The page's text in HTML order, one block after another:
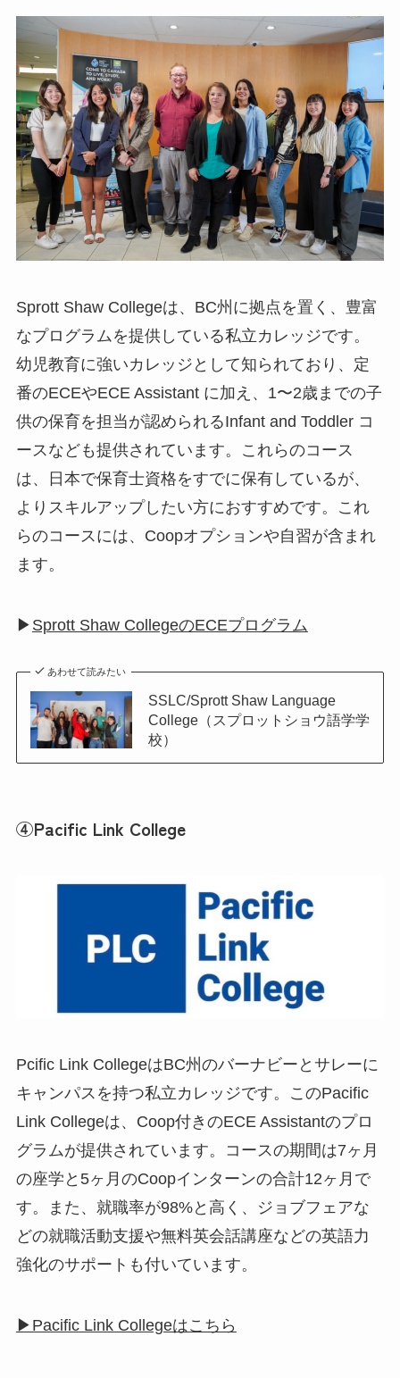
Sprott Shaw Collegeは、BC州に拠点を置く、豊富
なプログラムを提供している私立カレッジです。
幼児教育に強いカレッジとして知られており、定
番のECEやECE Assistant に加え、1〜2歳までの子
供の保育を担当が認められるInfant and Toddler コ
ースなども提供されています。これらのコース
は、日本で保育士資格をすでに保有しているが、
よりスキルアップしたい方におすすめです。これ
らのコースには、Coopオプションや自習が含まれ
ます。
▶︎ Sprott Shaw CollegeのECEプログラム
あわせて読みたい
SSLC/Sprott Shaw Language
College（スプロットショウ語学学
校）
④Pacific Link College
Pcific Link CollegeはBC州のバーナビーとサレーに
キャンパスを持つ私立カレッジです。このPacific
Link Collegeは、Coop付きのECE Assistantのプロ
グラムが提供されています。コースの期間は7ヶ月
の座学と5ヶ月のCoopインターンの合計12ヶ月で
す。また、就職率が98%と高く、ジョブフェアな
どの就職活動支援や無料英会話講座などの英語力
強化のサポートも付いています。
▶︎Pacific Link Collegeはこちら